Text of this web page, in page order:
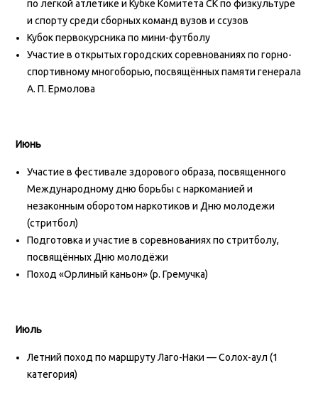
по легкой атлетике и Кубке Комитета СК по физкультуре
и спорту среди сборных команд вузов и ссузов
Кубок первокурсника по мини-футболу
Участие в открытых городских соревнованиях по горно-
спортивному многоборью, посвящённых памяти генерала
А. П. Ермолова
Июнь
Участие в фестивале здорового образа, посвященного
Международному дню борьбы с наркоманией и
незаконным оборотом наркотиков и Дню молодежи
(стритбол)
Подготовка и участие в соревнованиях по стритболу,
посвящённых Дню молодёжи
Поход «Орлиный каньон» (р. Гремучка)
Июль
Летний поход по маршруту Лаго-Наки — Солох-аул (1
категория)